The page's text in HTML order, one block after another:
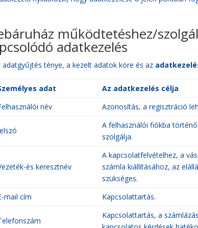
működtetéshez/
adatkezelés
adatgyűjtés ténye, a kezelt adatok köre és az
adat Az adatkezelés célja
név
Azonosítás, a regisztráció
A felhasználói fiókba
szolgálja.
és keresztnév
A kapcsolatfelvételhez, a
számla kiállításához, az
szükséges.
mail cím
Kapcsolattartás.
Kapcsolattartás, a